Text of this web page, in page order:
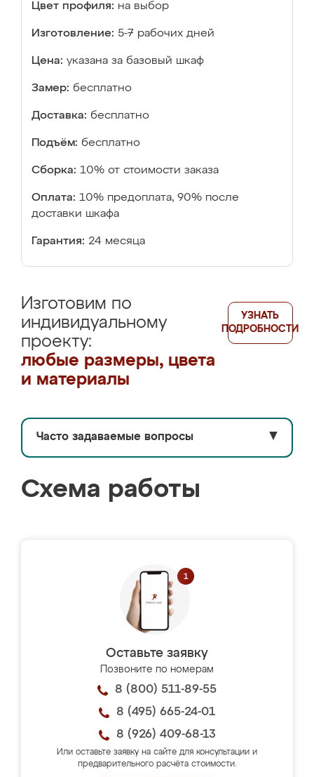
Цвет профиля: на выбор
Изготовление: 5-7 рабочих дней
Цена: указана за базовый шкаф
Замер: бесплатно
Доставка: бесплатно
Подъём: бесплатно
Сборка: 10% от стоимости заказа
Оплата: 10% предоплата, 90% после
доставки шкафа
Гарантия: 24 месяца
Изготовим по
индивидуальному
проекту:
любые размеры, цвета
и материалы
УЗНАТЬ
ПОДРОБНОСТИ
Часто задаваемые вопросы ▼
Схема работы
Оставьте заявку
Позвоните по номерам
8 (800) 511-89-55
8 (495) 665-24-01
8 (926) 409-68-13
Или оставьте заявку на сайте для консультации и
предварительного расчёта стоимости.